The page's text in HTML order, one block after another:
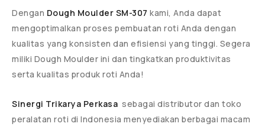
Dengan Dough Moulder SM-307 kami, Anda dapat
mengoptimalkan proses pembuatan roti Anda dengan
kualitas yang konsisten dan efisiensi yang tinggi. Segera
miliki Dough Moulder ini dan tingkatkan produktivitas
serta kualitas produk roti Anda!
Sinergi Trikarya Perkasa sebagai distributor dan toko
peralatan roti di Indonesia menyediakan berbagai macam